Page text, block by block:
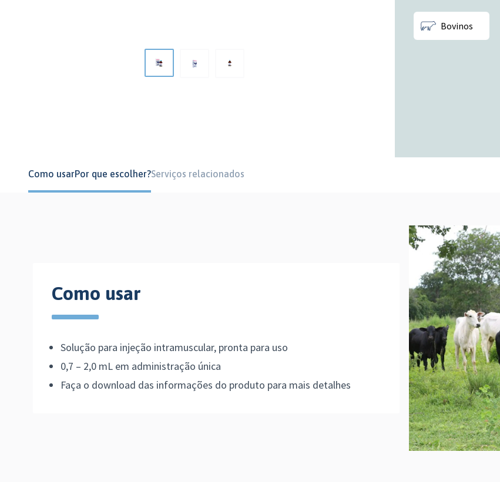
Bovinos
Como usarPor que escolher?Serviços relacionados
Como usar
Solução para injeção intramuscular, pronta para uso
0,7 – 2,0 mL em administração única
Faça o download das informações do produto para mais detalhes